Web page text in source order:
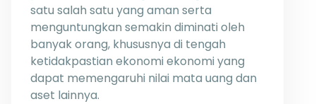
satu salah satu yang aman serta
menguntungkan semakin diminati oleh
banyak orang, khususnya di tengah
ketidakpastian ekonomi ekonomi yang
dapat memengaruhi nilai mata uang dan
aset lainnya.